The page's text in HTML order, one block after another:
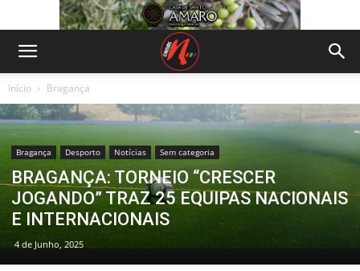
Início Bragança
Bragança Desporto Notícias Sem categoria
BRAGANÇA: TORNEIO “CRESCER
JOGANDO” TRAZ 25 EQUIPAS NACIONAIS
E INTERNACIONAIS
4 de Junho, 2025